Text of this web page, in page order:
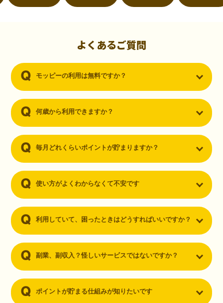
（30代・男性）
ーを知りました。クレジットカードを発行するだけでポイントが貯ま
るならと無料登録して、クレジットカードの発行やアプリダウンロー
よくあるご質問
モッピーの利用は無料ですか？
何歳から利用できますか？
毎月どれくらいポイントが貯まりますか？
使い方がよくわからなくて不安です
利用していて、困ったときはどうすればいいですか？
副業、副収入？怪しいサービスではないですか？
ポイントが貯まる仕組みが知りたいです